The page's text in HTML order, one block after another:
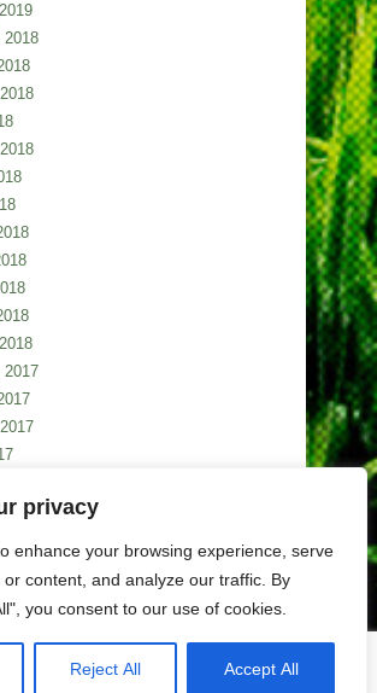
privacy
enhance your browsing experience, serve
content, and analyze our traffic. By
you consent to our use of cookies.
Reject All Accept All
2018
2017